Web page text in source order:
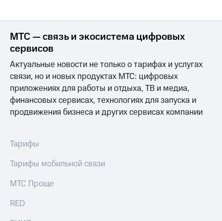
Спутниковое
Услуги
Поддержка
и подписки
МТС
Premium
музыка
другое
на тарифы,
общие
и услуги,
доступ
к геолокации
Сертификаты
безопасности
в Мой МТС
Посмотрите,
МТС — связь и экосистема цифровых
сервисов
Актуальные новости не только о тарифах и услугах
связи, но и новых продуктах МТС: цифровых
приложениях для работы и отдыха, ТВ и медиа,
финансовых сервисах, технологиях для запуска и
продвижения бизнеса и других сервисах компании
Тарифы
Тарифы мобильной связи
МТС Проще
RED